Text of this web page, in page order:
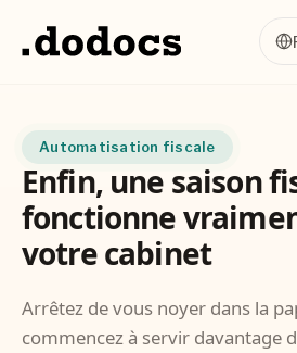
Automatisation fiscale
Enfin, une saison
fonctionne
votre cabinet
Arrêtez de vous noyer dans la
commencez à servir davantage